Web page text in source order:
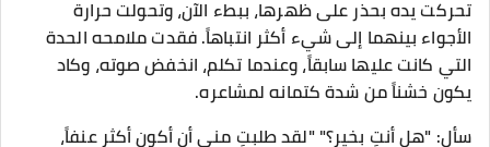
تحركت يده بحذر على ظهرها، ببطء الآن، وتحولت حرارة
الأجواء بينهما إلى شيء أكثر انتباهاً. فقدت ملامحه الحدة
التي كانت عليها سابقاً، وعندما تكلم، انخفض صوته، وكاد
يكون خشناً من شدة كتمانه لمشاعره.
سأل: "هل أنتِ بخير؟" "لقد طلبتِ مني أن أكون أكثر عنفاً،